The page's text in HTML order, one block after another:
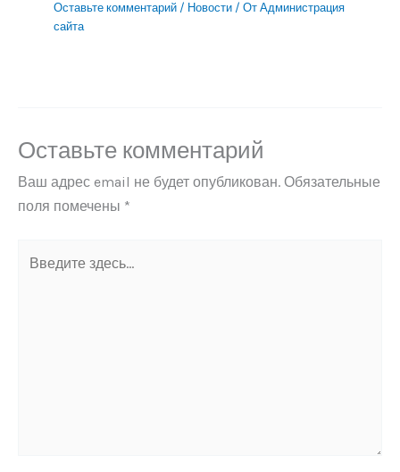
Оставьте комментарий / Новости / От Администрация
сайта
Оставьте комментарий
Ваш адрес email не будет опубликован. Обязательные
поля помечены *
здесь...